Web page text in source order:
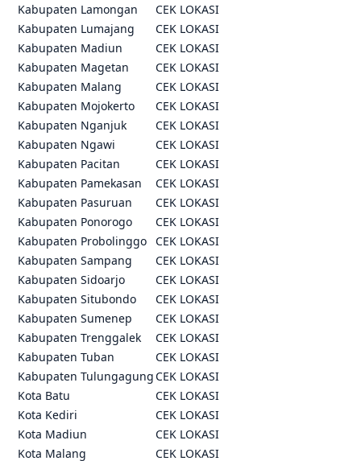
Kabupaten Lamongan
CEK LOKASI
Kabupaten Lumajang
CEK LOKASI
Kabupaten Madiun
CEK LOKASI
Kabupaten Magetan
CEK LOKASI
Kabupaten Malang
CEK LOKASI
Kabupaten Mojokerto
CEK LOKASI
Kabupaten Nganjuk
CEK LOKASI
Kabupaten Ngawi
CEK LOKASI
Kabupaten Pacitan
CEK LOKASI
Kabupaten Pamekasan
CEK LOKASI
Kabupaten Pasuruan
CEK LOKASI
Kabupaten Ponorogo
CEK LOKASI
Kabupaten Probolinggo CEK LOKASI
Kabupaten Sampang
CEK LOKASI
Kabupaten Sidoarjo
CEK LOKASI
Kabupaten Situbondo
CEK LOKASI
Kabupaten Sumenep
CEK LOKASI
Kabupaten Trenggalek
CEK LOKASI
Kabupaten Tuban
CEK LOKASI
Kabupaten TulungagungCEK LOKASI
Kota Batu
CEK LOKASI
Kota Kediri
CEK LOKASI
Kota Madiun
CEK LOKASI
Kota Malang
CEK LOKASI